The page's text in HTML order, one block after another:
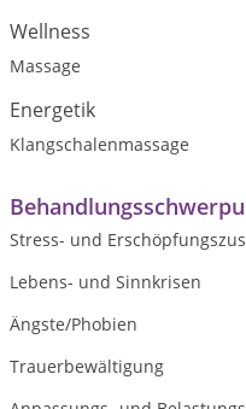
Wellness
Massage
Energetik
Klangschalenmassage
Stress- und
Lebens- und Sinnkrisen
Ängste/Phobien
Trauerbewältigung